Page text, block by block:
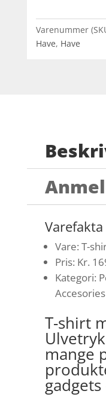
Varenummer
Have, Have
Varefakta
Vare: T-
Pris: Kr.
Kategori:
T-shirt
mange